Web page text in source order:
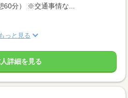
60分） ※交通事情な...
もっと見る
詳細を見る